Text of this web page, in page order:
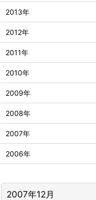
2007年12月
2013年
2012年
2011年
2010年
2009年
2008年
2007年
2006年